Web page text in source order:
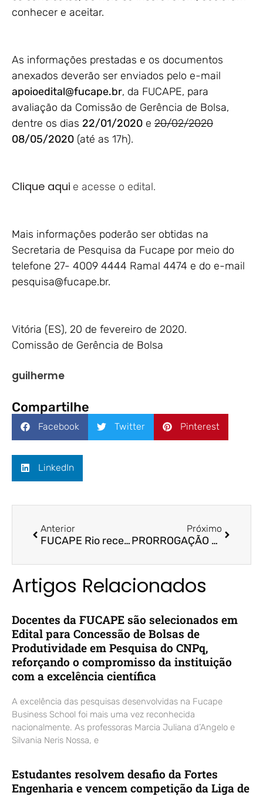
conhecer e aceitar.
As informações prestadas e os documentos
anexados deverão ser enviados pelo e-mail
apoioedital@fucape.br, da FUCAPE, para
avaliação da Comissão de Gerência de Bolsa,
dentre os dias 22/01/2020 e 20/02/2020
08/05/2020 (até as 17h).
Clique aqui e acesse o edital.
Mais informações poderão ser obtidas na
Secretaria de Pesquisa da Fucape por meio do
telefone 27- 4009 4444 Ramal 4474 e do e-mail
pesquisa@fucape.br.
Vitória (ES), 20 de fevereiro de 2020.
Comissão de Gerência de Bolsa
guilherme
Compartilhe
Facebook Twitter Pinterest
LinkedIn
Anterior
FUCAPE Rio recebe Fórum 3C
Próximo
PRORROGAÇÃO – EDITAL Nº 02/2020 | Bolsas de estudo para Doutorado Profissional e Acadêmico
Artigos Relacionados
Docentes da FUCAPE são selecionados em
Edital para Concessão de Bolsas de
Produtividade em Pesquisa do CNPq,
reforçando o compromisso da instituição
com a excelência científica
A excelência das pesquisas desenvolvidas na Fucape
Business School foi mais uma vez reconhecida
nacionalmente. As professoras Marcia Juliana d’Angelo e
Silvania Neris Nossa, e
Estudantes resolvem desafio da Fortes
Engenharia e vencem competição da Liga de